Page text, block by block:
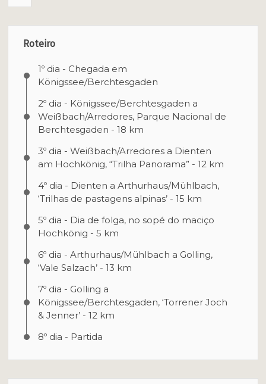
Roteiro
1º dia - Chegada em
Königssee/Berchtesgaden
2º dia - Königssee/Berchtesgaden a
Weißbach/Arredores, Parque Nacional de
Berchtesgaden - 18 km
3º dia - Weißbach/Arredores a Dienten
am Hochkönig, “Trilha Panorama” - 12 km
4º dia - Dienten a Arthurhaus/Mühlbach,
‘Trilhas de pastagens alpinas’ - 15 km
5º dia - Dia de folga, no sopé do maciço
Hochkönig - 5 km
6º dia - Arthurhaus/Mühlbach a Golling,
‘Vale Salzach’ - 13 km
7º dia - Golling a
Königssee/Berchtesgaden, ‘Torrener Joch
& Jenner’ - 12 km
8º dia - Partida